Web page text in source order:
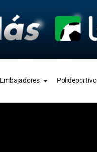
Embajadores Polideportivo